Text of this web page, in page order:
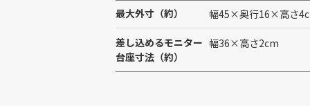
最大外寸（約） 幅45×奥行16×高さ
差し込めるモニター
台座寸法（約）
幅36×高さ2cm